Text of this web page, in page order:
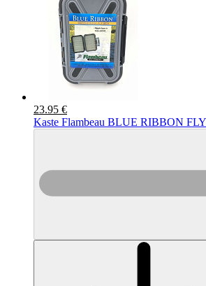
23.95 €
Kaste Flambeau BLUE RIBBON